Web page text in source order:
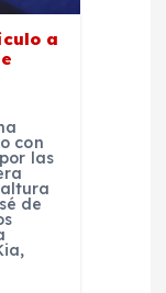
a
con
las
de